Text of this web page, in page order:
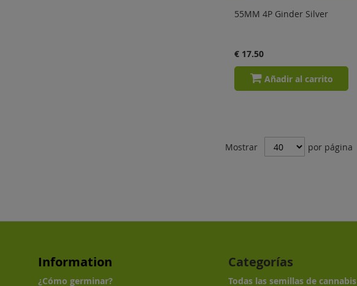
55MM 4P Ginder Silver
€ 17.50
Añadir al carrito
Mostrar por página
Information
¿Cómo germinar?
Categorías
Todas las semillas de cannabis